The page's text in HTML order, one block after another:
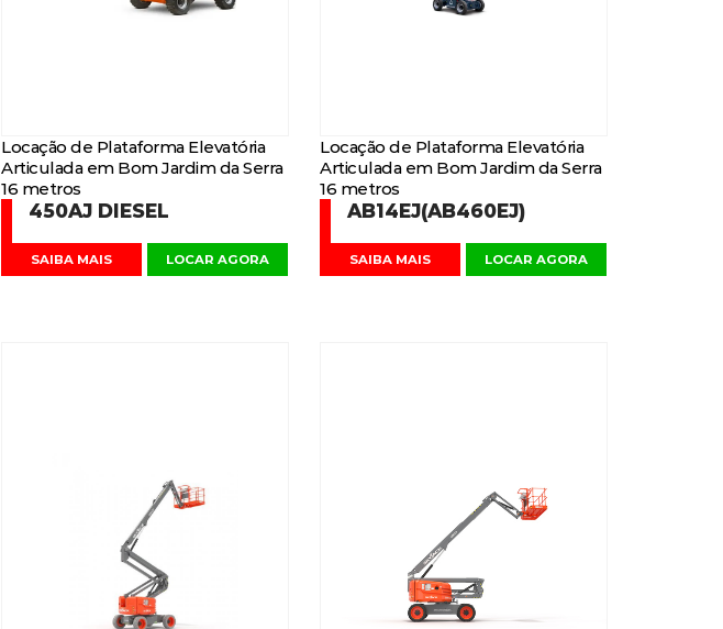
Locação de Plataforma Elevatória
Articulada em Bom Jardim da Serra
16 metros
450AJ DIESEL
SAIBA MAIS LOCAR AGORA
Locação de Plataforma Elevatória
Articulada em Bom Jardim da Serra
16 metros
AB14EJ(AB460EJ)
SAIBA MAIS LOCAR AGORA